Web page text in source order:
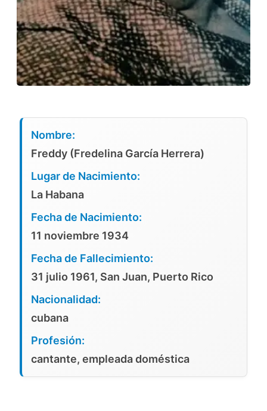
Nombre:
Freddy (Fredelina García Herrera)
Lugar de Nacimiento:
La Habana
Fecha de Nacimiento:
11 noviembre 1934
Fecha de Fallecimiento:
31 julio 1961, San Juan, Puerto Rico
Nacionalidad:
cubana
Profesión:
cantante, empleada doméstica